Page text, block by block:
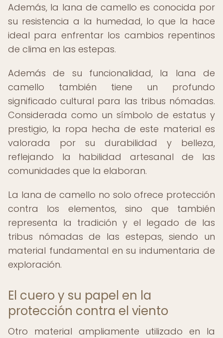
Además, la lana de camello es conocida por
su resistencia a la humedad, lo que la hace
ideal para enfrentar los cambios repentinos
de clima en las estepas.
Además de su funcionalidad, la lana de
camello también tiene un profundo
significado cultural para las tribus nómadas.
Considerada como un símbolo de estatus y
prestigio, la ropa hecha de este material es
valorada por su durabilidad y belleza,
reflejando la habilidad artesanal de las
comunidades que la elaboran.
La lana de camello no solo ofrece protección
contra los elementos, sino que también
representa la tradición y el legado de las
tribus nómadas de las estepas, siendo un
material fundamental en su indumentaria de
exploración.
El cuero y su papel en la
protección contra el viento
Otro material ampliamente utilizado en la